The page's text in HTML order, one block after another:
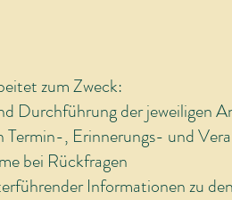
zum Zweck:
Durchführung der jeweiligen
, Erinnerungs- und
bei Rückfragen
Informationen zu